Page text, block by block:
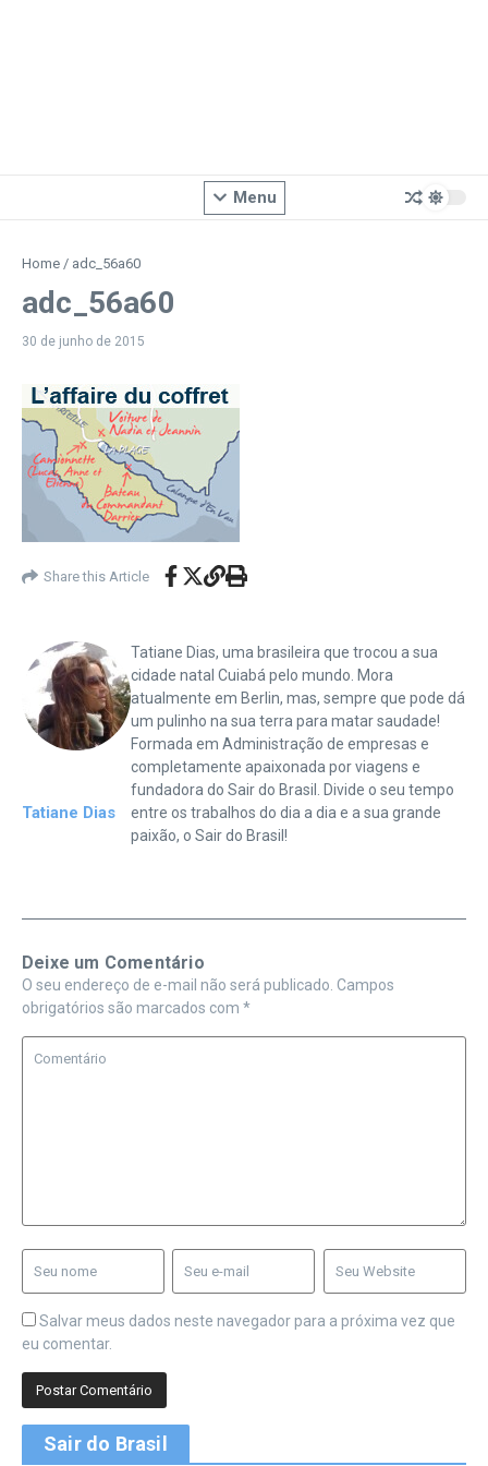
Menu
Home / adc_56a60
adc_56a60
30 de junho de 2015
Share this Article
Tatiane Dias
Tatiane Dias, uma brasileira que trocou a sua
cidade natal Cuiabá pelo mundo. Mora
atualmente em Berlin, mas, sempre que pode dá
um pulinho na sua terra para matar saudade!
Formada em Administração de empresas e
completamente apaixonada por viagens e
fundadora do Sair do Brasil. Divide o seu tempo
entre os trabalhos do dia a dia e a sua grande
paixão, o Sair do Brasil!
Deixe um Comentário
O seu endereço de e-mail não será publicado. Campos
obrigatórios são marcados com *
Salvar meus dados neste navegador para a próxima vez que
eu comentar.
Sair do Brasil